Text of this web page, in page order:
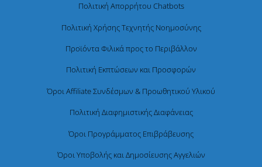
Πολιτική Απορρήτου Chatbots
Πολιτική Χρήσης Τεχνητής Νοημοσύνης
Προϊόντα Φιλικά προς το Περιβάλλον
Πολιτική Εκπτώσεων και Προσφορών
Όροι Affiliate Συνδέσμων & Προωθητικού Υλικού
Πολιτική Διαφημιστικής Διαφάνειας
Όροι Προγράμματος Επιβράβευσης
Όροι Υποβολής και Δημοσίευσης Αγγελιών